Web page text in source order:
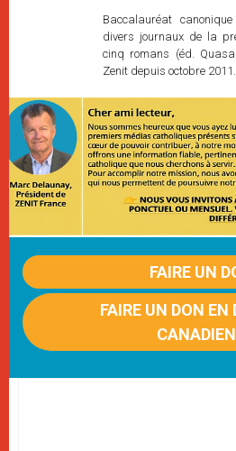
Baccalauréat
divers journaux de la
cinq romans (éd.
Zenit depuis octobre 2011.
FAIRE UN
FAIRE UN DON EN